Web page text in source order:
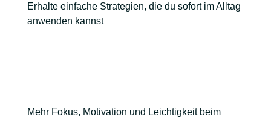
Erhalte einfache Strategien, die du sofort im Alltag
anwenden kannst
Mehr Fokus, Motivation und Leichtigkeit beim